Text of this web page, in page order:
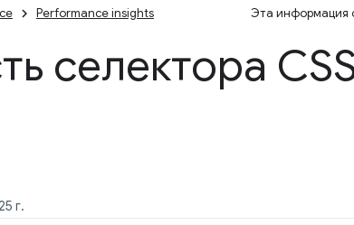
Performance insights Эта информация
селектора
г.